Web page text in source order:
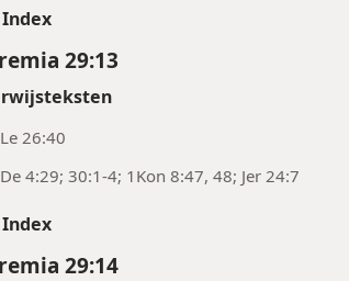
Index
29:13
Le 26:40
De 4:29; 30:1-4; 1Kon 8:47, 48; Jer 24:7
Index
29:14